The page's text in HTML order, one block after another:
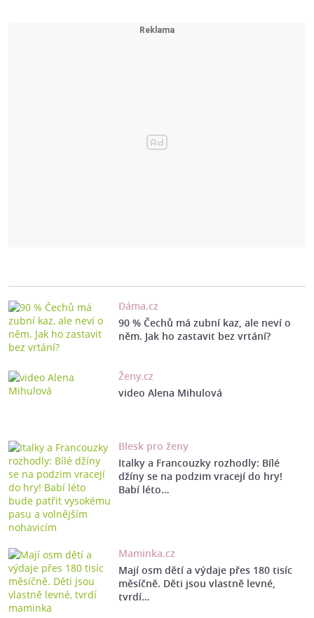
Dáma.cz
90 % Čechů má zubní kaz, ale neví o
něm. Jak ho zastavit bez vrtání?
Ženy.cz
video Alena Mihulová
Blesk pro ženy
Italky a Francouzky rozhodly: Bílé
džíny se na podzim vracejí do hry!
Babí léto…
Maminka.cz
Mají osm dětí a výdaje přes 180 tisíc
měsíčně. Děti jsou vlastně levné,
tvrdí…